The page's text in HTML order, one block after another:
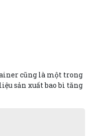
cũng là một trong
sản xuất bao bì tăng